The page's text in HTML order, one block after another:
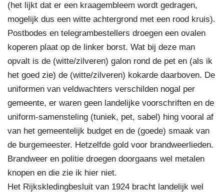
(het lijkt dat er een kraagembleem wordt gedragen,
mogelijk dus een witte achtergrond met een rood kruis).
Postbodes en telegrambestellers droegen een ovalen
koperen plaat op de linker borst. Wat bij deze man
opvalt is de (witte/zilveren) galon rond de pet en (als ik
het goed zie) de (witte/zilveren) kokarde daarboven. De
uniformen van veldwachters verschilden nogal per
gemeente, er waren geen landelijke voorschriften en de
uniform-samensteling (tuniek, pet, sabel) hing vooral af
van het gemeentelijk budget en de (goede) smaak van
de burgemeester. Hetzelfde gold voor brandweerlieden.
Brandweer en politie droegen doorgaans wel metalen
knopen en die zie ik hier niet.
Het Rijkskledingbesluit van 1924 bracht landelijk wel